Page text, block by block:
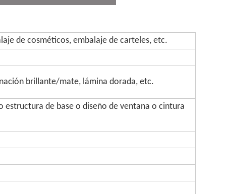
de cosméticos, embalaje de carteles, etc.
brillante/mate, lámina dorada, etc.
de base o diseño de ventana o cintura